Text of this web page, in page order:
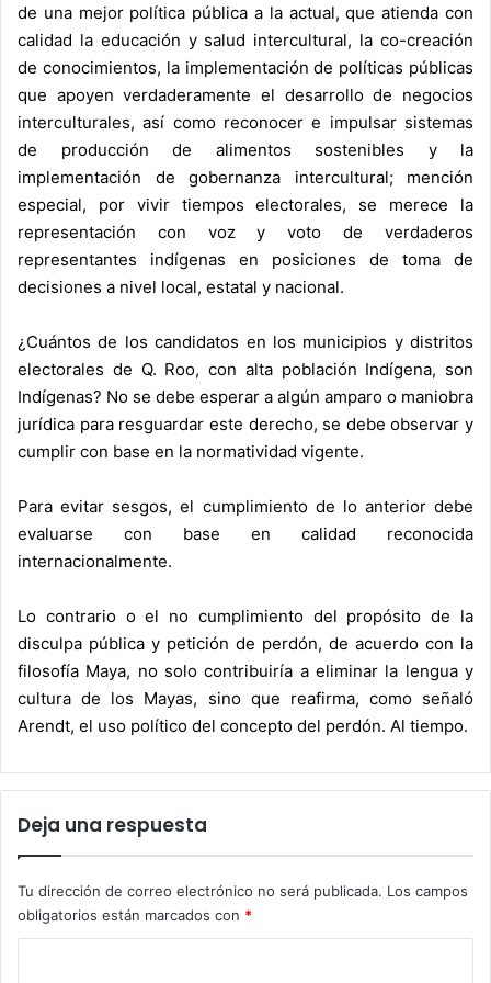
de una mejor política pública a la actual, que atienda con
calidad la educación y salud intercultural, la co-creación
de conocimientos, la implementación de políticas públicas
que apoyen verdaderamente el desarrollo de negocios
interculturales, así como reconocer e impulsar sistemas
de producción de alimentos sostenibles y la
implementación de gobernanza intercultural; mención
especial, por vivir tiempos electorales, se merece la
representación con voz y voto de verdaderos
representantes indígenas en posiciones de toma de
decisiones a nivel local, estatal y nacional.
¿Cuántos de los candidatos en los municipios y distritos
electorales de Q. Roo, con alta población Indígena, son
Indígenas? No se debe esperar a algún amparo o maniobra
jurídica para resguardar este derecho, se debe observar y
cumplir con base en la normatividad vigente.
Para evitar sesgos, el cumplimiento de lo anterior debe
evaluarse con base en calidad reconocida
internacionalmente.
Lo contrario o el no cumplimiento del propósito de la
disculpa pública y petición de perdón, de acuerdo con la
filosofía Maya, no solo contribuiría a eliminar la lengua y
cultura de los Mayas, sino que reafirma, como señaló
Arendt, el uso político del concepto del perdón. Al tiempo.
Deja una respuesta
Tu dirección de correo electrónico no será publicada. Los campos
obligatorios están marcados con *